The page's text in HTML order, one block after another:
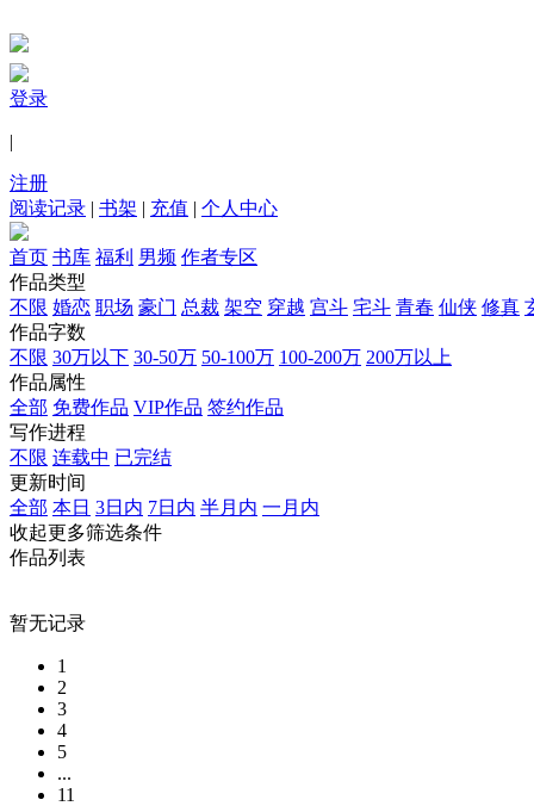
登录
|
注册
阅读记录 | 书架 | 充值 | 个人中心
首页 书库 福利 男频 作者专区
作品类型
不限 婚恋 职场 豪门 总裁 架空 穿越 宫斗 宅斗 青春 仙侠 修真
作品字数
不限 30万以下 30-50万 50-100万 100-200万 200万以上
作品属性
全部 免费作品 VIP作品 签约作品
写作进程
不限 连载中 已完结
更新时间
全部 本日 3日内 7日内 半月内 一月内
收起更多筛选条件
作品列表
暂无记录
1
2
3
4
5
...
11